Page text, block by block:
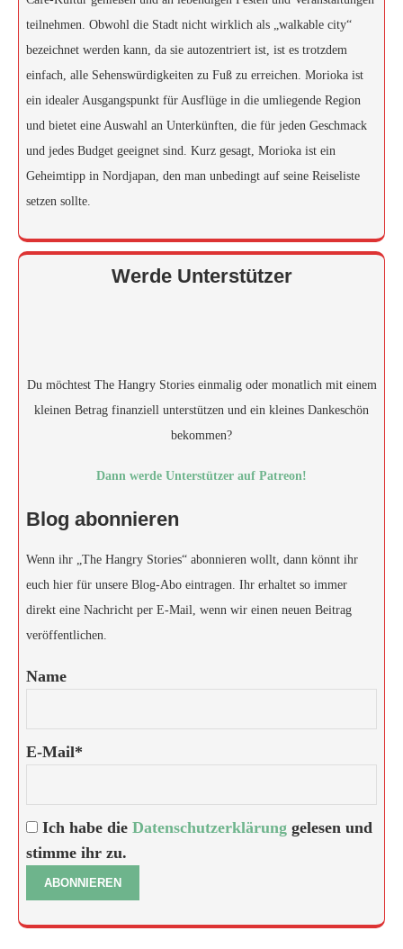
teilnehmen. Obwohl die Stadt nicht wirklich als „walkable city“
bezeichnet werden kann, da sie autozentriert ist, ist es trotzdem
einfach, alle Sehenswürdigkeiten zu Fuß zu erreichen. Morioka ist
ein idealer Ausgangspunkt für Ausflüge in die umliegende Region
und bietet eine Auswahl an Unterkünften, die für jeden Geschmack
und jedes Budget geeignet sind. Kurz gesagt, Morioka ist ein
Geheimtipp in Nordjapan, den man unbedingt auf seine Reiseliste
setzen sollte.
Werde Unterstützer
Du möchtest The Hangry Stories einmalig oder monatlich mit einem
kleinen Betrag finanziell unterstützen und ein kleines Dankeschön
bekommen?
Dann werde Unterstützer auf Patreon!
Blog abonnieren
Wenn ihr „The Hangry Stories“ abonnieren wollt, dann könnt ihr
euch hier für unsere Blog-Abo eintragen. Ihr erhaltet so immer
direkt eine Nachricht per E-Mail, wenn wir einen neuen Beitrag
veröffentlichen.
Name
E-Mail*
Ich habe die Datenschutzerklärung gelesen und
stimme ihr zu.